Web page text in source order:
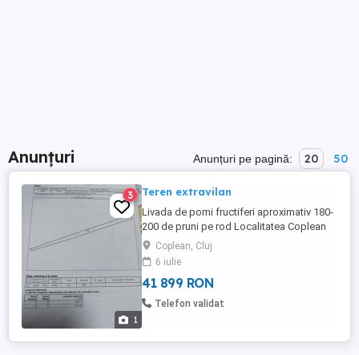
Anunțuri Anunțuri pe pagină: 20 50
1
3 Teren extravilan
Livada de pomi fructiferi aproximativ 180-
200 de pruni pe rod Localitatea Coplean
comuna Cășeiu judetul Cluj
Coplean, Cluj
6 iulie
41 899 RON
Telefon validat